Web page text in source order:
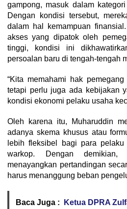
gampong, masuk dalam
Dengan kondisi tersebut,
dalam hal kemampuan
akses yang dipatok oleh
tinggi, kondisi ini
persoalan baru di tengah-tengah
“Kita memahami hak
tetapi perlu juga ada kebijakan
kondisi ekonomi pelaku usaha
Oleh karena itu, Muharuddin
adanya skema khusus atau
lebih fleksibel bagi para
warkop. Dengan
menayangkan pertandingan
harus menanggung beban
Baca Juga : Ketua DPRA